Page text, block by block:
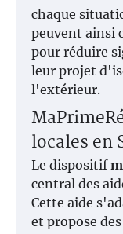
chaque
peuvent ainsi
pour réduire
leur projet
l'extérieur.
locales en
Le dispositif
central des
Cette aide
et propose